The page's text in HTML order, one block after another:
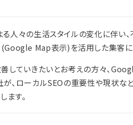
人々の生活スタイルの変化に伴い
Map表示)を活用した集客に
していきたいとお考えの方々、
、ローカルSEOの重要性や現状
ます。